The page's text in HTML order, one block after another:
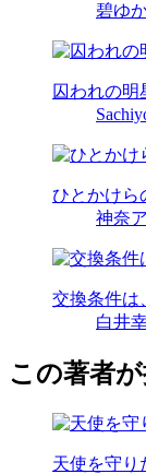
碧ゆ
囚われの明
ひとかけら
神奈
交換条件は
白井
この著者
天使を守り